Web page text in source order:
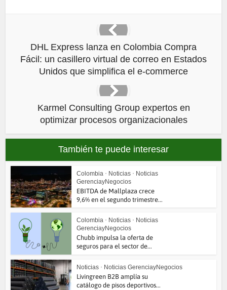
DHL Express lanza en Colombia Compra
Fácil: un casillero virtual de correo en Estados
Unidos que simplifica el e-commerce
Karmel Consulting Group expertos en
optimizar procesos organizacionales
También te puede interesar
Colombia • Noticias • Noticias
GerenciayNegocios
EBITDA de Mallplaza crece
9,6% en el segundo trimestre...
Colombia • Noticias • Noticias
GerenciayNegocios
Chubb impulsa la oferta de
seguros para el sector de...
Noticias • Noticias GerenciayNegocios
Livingreen B2B amplía su
catálogo de pisos deportivos...